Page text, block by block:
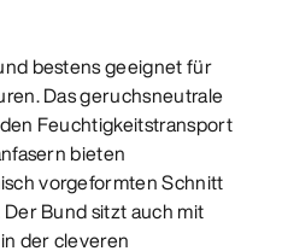
bestens geeignet für
Das geruchsneutrale
Feuchtigkeitstransport
bieten
vorgeformten Schnitt
Bund sitzt auch mit
der cleveren